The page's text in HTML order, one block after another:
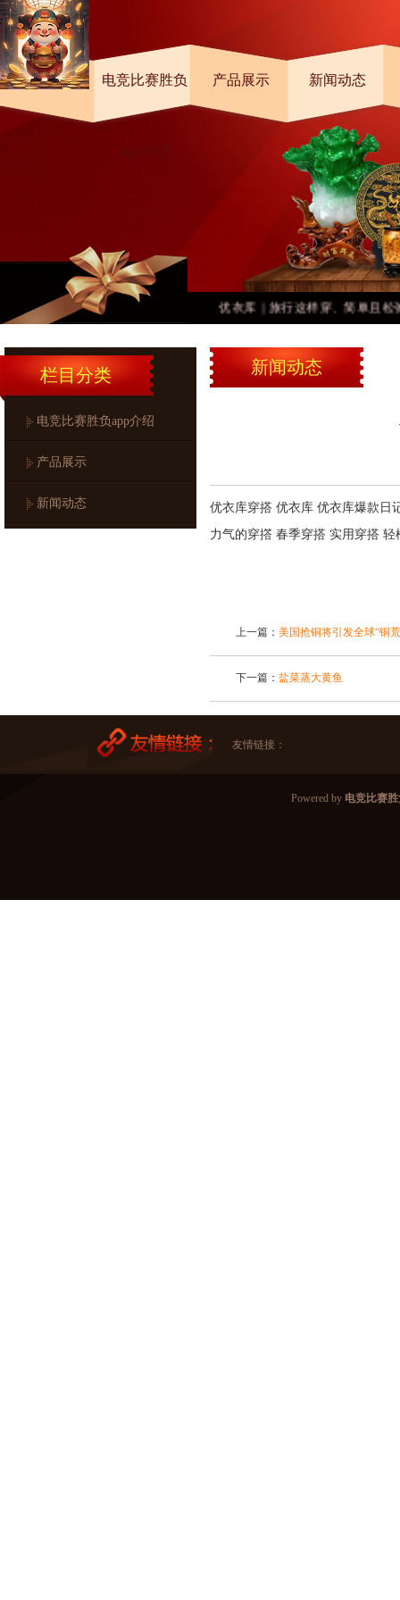
首页 电竞比赛胜负
app介绍
产品展示 新闻动态
优衣库｜旅行这样穿、简单且松弛
栏目分类
电竞比赛胜负app介绍
产品展示
新闻动态
新闻动态
优衣库穿搭 优衣库 优衣库爆款日
力气的穿撘 春季穿搭 实用穿搭
上一篇： 美国抢铜将引发全球“铜
下一篇： 盐菜蒸大黄鱼
友情链接：
Powered by 电竞比赛